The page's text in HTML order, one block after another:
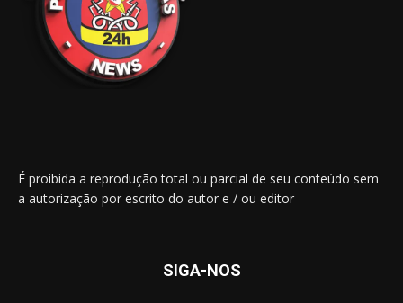
É proibida a reprodução total ou parcial de seu conteúdo sem
a autorização por escrito do autor e / ou editor
SIGA-NOS